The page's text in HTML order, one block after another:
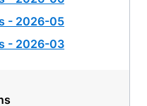
- 2026-05
- 2026-03